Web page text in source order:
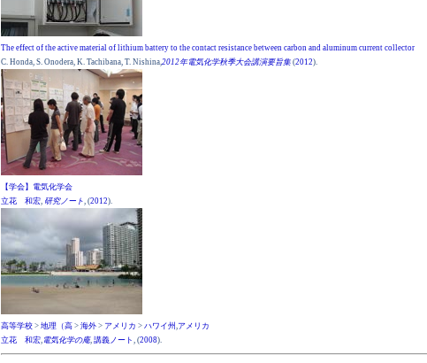
The effect of the active material of lithium battery to the contact resistance between carbon and aluminum current collector
C. Honda, S. Onodera, K. Tachibana, T. Nishina,2012年電気化学秋季大会講演要旨集 (2012).
【学会】電気化学会
立花 和宏, 研究ノート, (2012).
高等学校 > 地理（高 > 海外 > アメリカ > ハワイ州 ,アメリカ
立花 和宏, 電気化学の庵, 講義ノート , (2008).